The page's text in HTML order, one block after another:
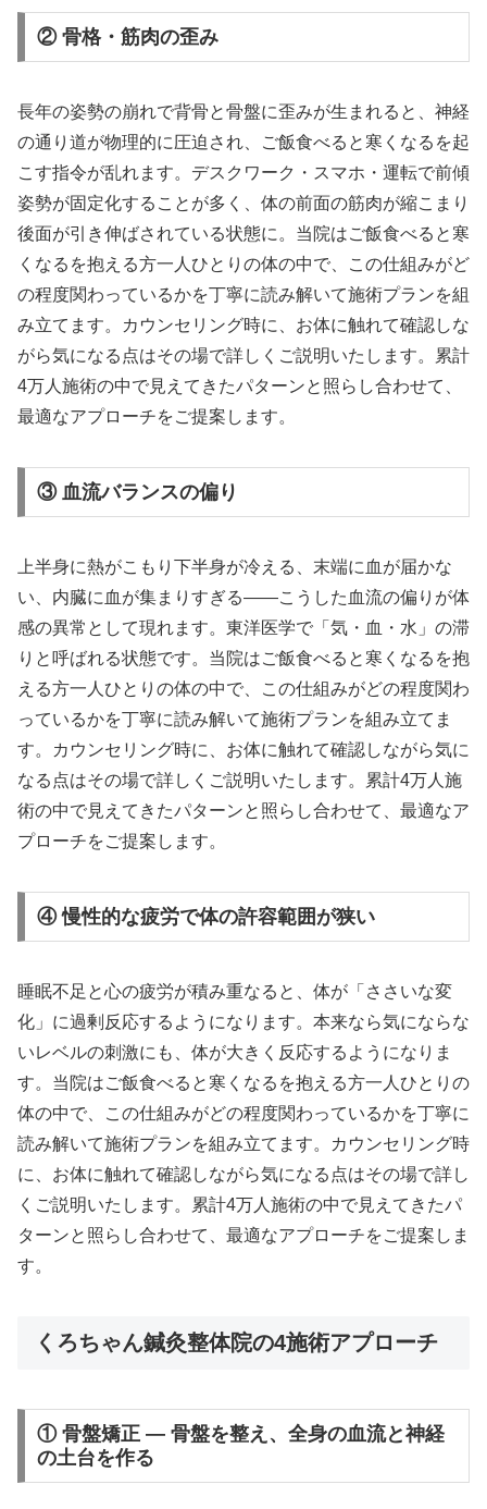
② 骨格・筋肉の歪み
長年の姿勢の崩れで背骨と骨盤に歪みが生まれると、神経
の通り道が物理的に圧迫され、ご飯食べると寒くなるを起
こす指令が乱れます。デスクワーク・スマホ・運転で前傾
姿勢が固定化することが多く、体の前面の筋肉が縮こまり
後面が引き伸ばされている状態に。当院はご飯食べると寒
くなるを抱える方一人ひとりの体の中で、この仕組みがど
の程度関わっているかを丁寧に読み解いて施術プランを組
み立てます。カウンセリング時に、お体に触れて確認しな
がら気になる点はその場で詳しくご説明いたします。累計
4万人施術の中で見えてきたパターンと照らし合わせて、
最適なアプローチをご提案します。
③ 血流バランスの偏り
上半身に熱がこもり下半身が冷える、末端に血が届かな
い、内臓に血が集まりすぎる——こうした血流の偏りが体
感の異常として現れます。東洋医学で「気・血・水」の滞
りと呼ばれる状態です。当院はご飯食べると寒くなるを抱
える方一人ひとりの体の中で、この仕組みがどの程度関わ
っているかを丁寧に読み解いて施術プランを組み立てま
す。カウンセリング時に、お体に触れて確認しながら気に
なる点はその場で詳しくご説明いたします。累計4万人施
術の中で見えてきたパターンと照らし合わせて、最適なア
プローチをご提案します。
④ 慢性的な疲労で体の許容範囲が狭い
睡眠不足と心の疲労が積み重なると、体が「ささいな変
化」に過剰反応するようになります。本来なら気にならな
いレベルの刺激にも、体が大きく反応するようになりま
す。当院はご飯食べると寒くなるを抱える方一人ひとりの
体の中で、この仕組みがどの程度関わっているかを丁寧に
読み解いて施術プランを組み立てます。カウンセリング時
に、お体に触れて確認しながら気になる点はその場で詳し
くご説明いたします。累計4万人施術の中で見えてきたパ
ターンと照らし合わせて、最適なアプローチをご提案しま
す。
くろちゃん鍼灸整体院の4施術アプローチ
① 骨盤矯正 — 骨盤を整え、全身の血流と神経
の土台を作る